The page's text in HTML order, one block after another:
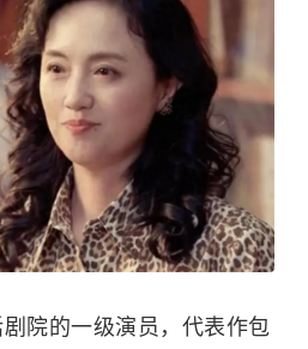
院的一级演员，代表作包